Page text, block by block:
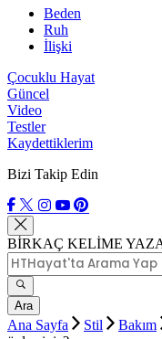
Beden
Ruh
İlişki
Çocuklu Hayat
Güncel
Video
Testler
Kaydettiklerim
Bizi Takip Edin
BİRKAÇ KELİME
Ara
Ana Sayfa Stil Bakım